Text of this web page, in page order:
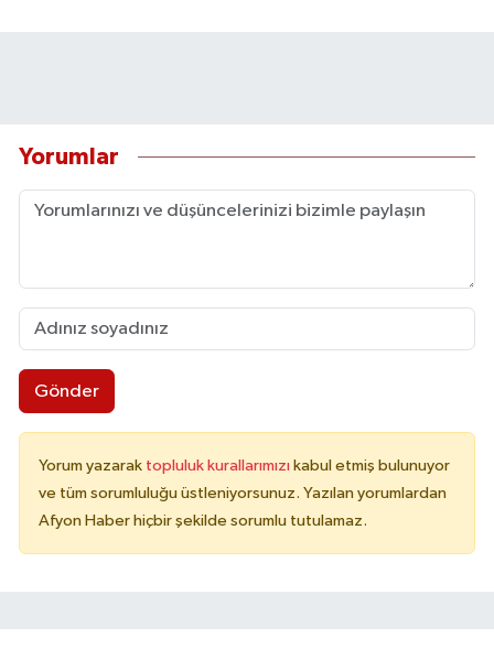
Yorumlar
Gönder
Yorum yazarak topluluk kurallarımızı kabul etmiş bulunuyor
ve tüm sorumluluğu üstleniyorsunuz. Yazılan yorumlardan
Afyon Haber hiçbir şekilde sorumlu tutulamaz.